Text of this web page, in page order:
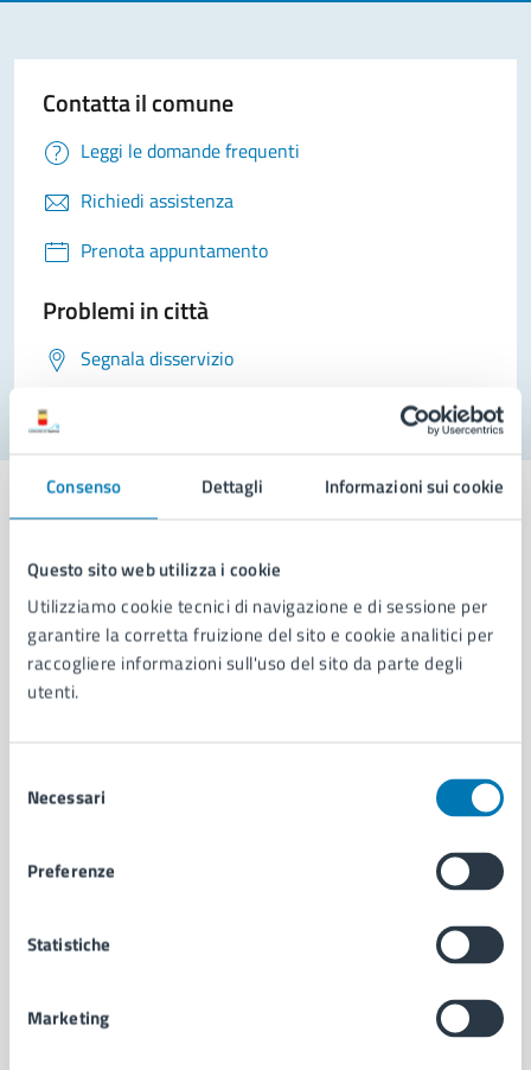
Consenso Dettagli Informazioni sui cookie
Questo sito web utilizza i cookie
Utilizziamo cookie tecnici di navigazione e di sessione per
garantire la corretta fruizione del sito e cookie analitici per
raccogliere informazioni sull'uso del sito da parte degli
utenti.
delNecessari
Preferenze
Statistiche
Marketing
Contatta il comune
Leggi le domande frequenti
Richiedi assistenza
Prenota appuntamento
Problemi in città
Segnala disservizio
Comune di Napoli
AMMINISTRAZIONE
Aree amministrative
Uffici
Enti e fondazioni
Personale amministrativo
CATEGORIE DI SERVIZIO